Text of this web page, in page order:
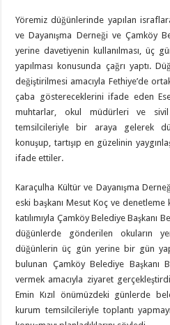
Yöremiz düğünlerinde yapılan
ve Dayanışma Derneği ve Çamköy
yerine davetiyenin kullanılması, üç
yapılması konusunda çağrı yaptı.
değiştirilmesi amacıyla Fethiye’de
çaba göstereceklerini ifade eden
muhtarlar, okul müdürleri ve
temsilcileriyle bir araya gelerek
konuşup, tartışıp en güzelinin
ifade ettiler.
Karaçulha Kültür ve Dayanışma
eski başkanı Mesut Koç ve denetleme
katılımıyla Çamköy Belediye Başkanı
düğünlerde gönderilen okuların
düğünlerin üç gün yerine bir gün
bulunan Çamköy Belediye Başkanı
vermek amacıyla ziyaret
Emin Kızıl önümüzdeki günlerde
kurum temsilcileriyle toplantı